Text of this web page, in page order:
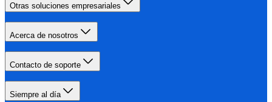
Otras soluciones empresariales
Acerca de nosotros
Contacto de soporte
Siempre al día